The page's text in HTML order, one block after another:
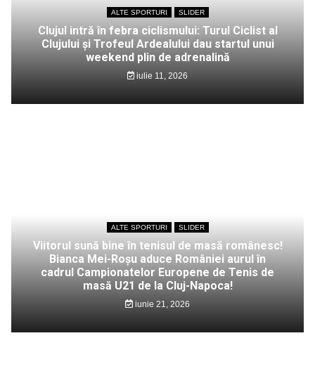
ALTE SPORTURI SLIDER
Clujul intră în febra ciclismului: Turul Ciclist al
Clujului și Trofeul Ardealului dau startul unui
weekend plin de adrenalină
iulie 11, 2026
ALTE SPORTURI SLIDER
Viitorul sună bine în tenisul de masă românesc!
Bianca Mei-Roșu aduce României aurul în
cadrul Campionatelor Europene de Tenis de
masă U21 de la Cluj-Napoca!
iunie 21, 2026